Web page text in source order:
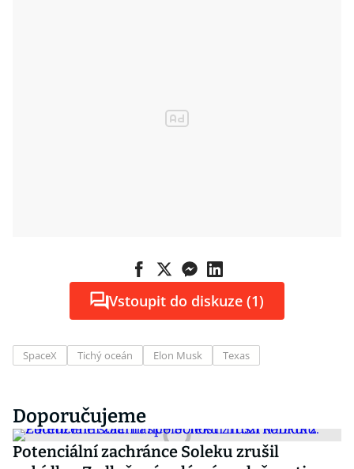
Vstoupit do diskuze (1)
SpaceX Tichý oceán Elon Musk Texas
Doporučujeme
Potenciální zachránce Soleku zrušil